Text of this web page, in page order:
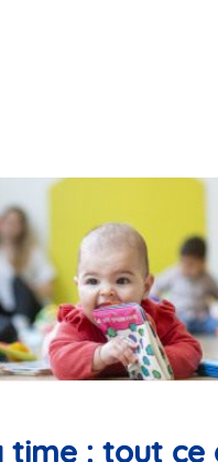
: tout ce